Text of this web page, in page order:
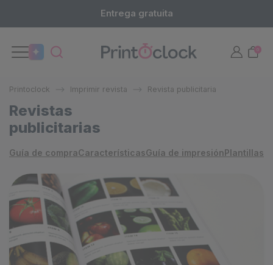
Entrega gratuita
0
Printoclock Imprimir revista Revista publicitaria
Revistas
publicitarias
Guía de compraCaracterísticasGuía de impresiónPlantillas